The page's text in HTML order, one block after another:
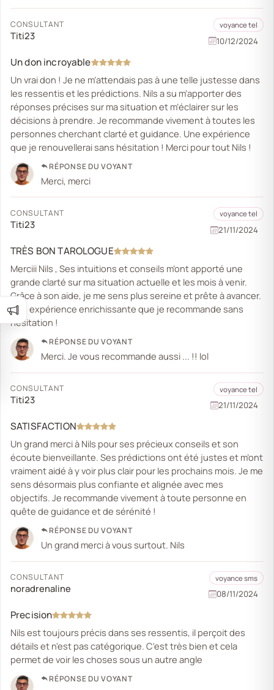
CONSULTANT
Titi23
voyance tel
10/12/2024
Un don incroyable
Un vrai don ! Je ne m’attendais pas à une telle justesse dans
les ressentis et les prédictions. Nils a su m’apporter des
réponses précises sur ma situation et m’éclairer sur les
décisions à prendre. Je recommande vivement à toutes les
personnes cherchant clarté et guidance. Une expérience
que je renouvellerai sans hésitation ! Merci pour tout Nils !
RÉPONSE DU VOYANT
Merci, merci
CONSULTANT
Titi23
voyance tel
21/11/2024
TRÈS BON TAROLOGUE
Merciii Nils , Ses intuitions et conseils m’ont apporté une
grande clarté sur ma situation actuelle et les mois à venir.
Grâce à son aide, je me sens plus sereine et prête à avancer.
Une expérience enrichissante que je recommande sans
hésitation !
RÉPONSE DU VOYANT
Merci. Je vous recommande aussi ... !! lol
CONSULTANT
Titi23
voyance tel
21/11/2024
SATISFACTION
Un grand merci à Nils pour ses précieux conseils et son
écoute bienveillante. Ses prédictions ont été justes et m’ont
vraiment aidé à y voir plus clair pour les prochains mois. Je me
sens désormais plus confiante et alignée avec mes
objectifs. Je recommande vivement à toute personne en
quête de guidance et de sérénité !
RÉPONSE DU VOYANT
Un grand merci à vous surtout. Nils
CONSULTANT
noradrenaline
voyance sms
08/11/2024
Precision
Nils est toujours précis dans ses ressentis, il perçoit des
détails et n'est pas catégorique. C'est très bien et cela
permet de voir les choses sous un autre angle
RÉPONSE DU VOYANT